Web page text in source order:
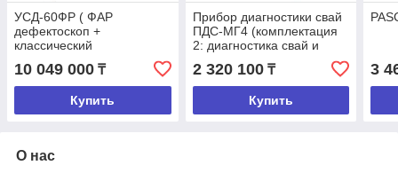
УСД-60ФР ( ФАР
дефектоскоп +
классический
10 049 000 ₸
Купить
Прибор диагностики свай
ПДС-МГ4 (комплектация
2: диагностика свай и
сейсморазведка)
2 320 100₸
Купить
3
О нас